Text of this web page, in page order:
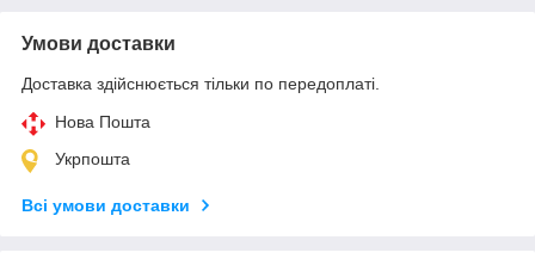
Умови доставки
Доставка здійснюється тільки по передоплаті.
Нова Пошта
Укрпошта
Всі умови доставки